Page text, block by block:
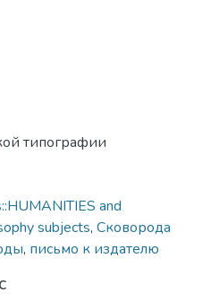
типографии
and
subjects, Сковорода
, письмо к издателю